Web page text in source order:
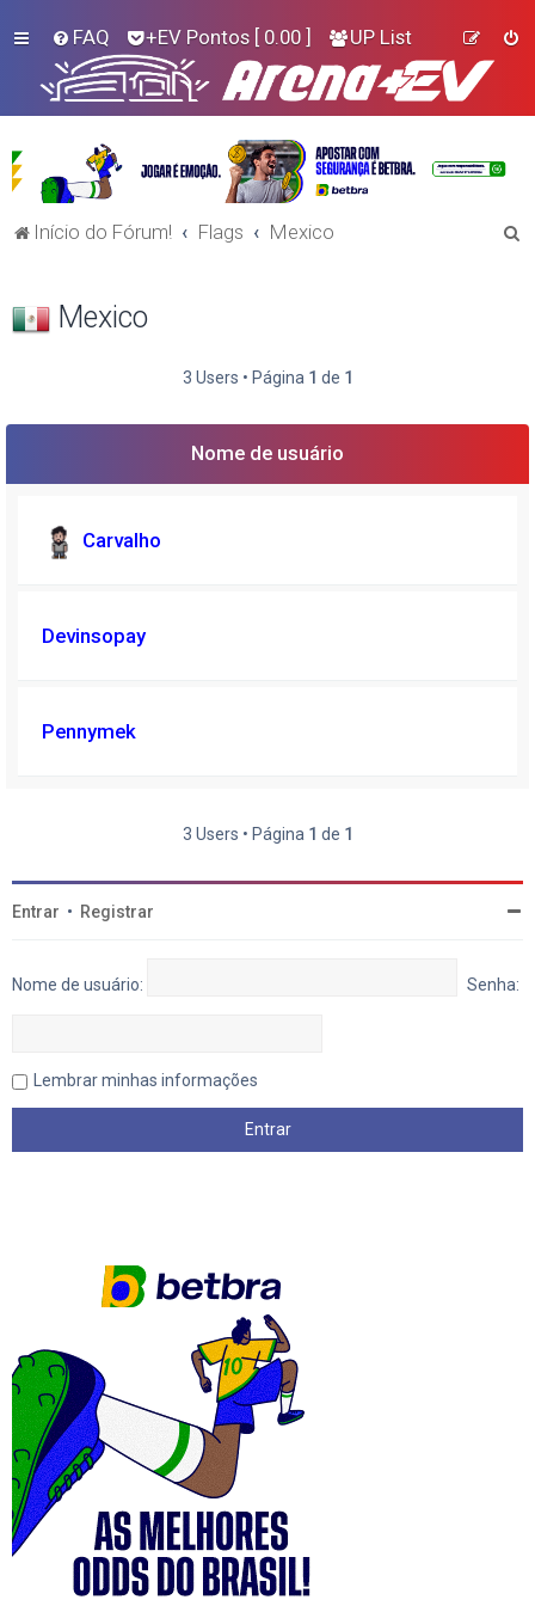
FAQ +EV Pontos [ 0.00 ] UP List
Início do Fórum! Flags Mexico
s
Mexico
3 Users • Página 1 de 1
Nome de usuário
Carvalho
Devinsopay
Pennymek
3 Users • Página 1 de 1
Entrar • Registrar
Nome de usuário: Senha:
Lembrar minhas informações